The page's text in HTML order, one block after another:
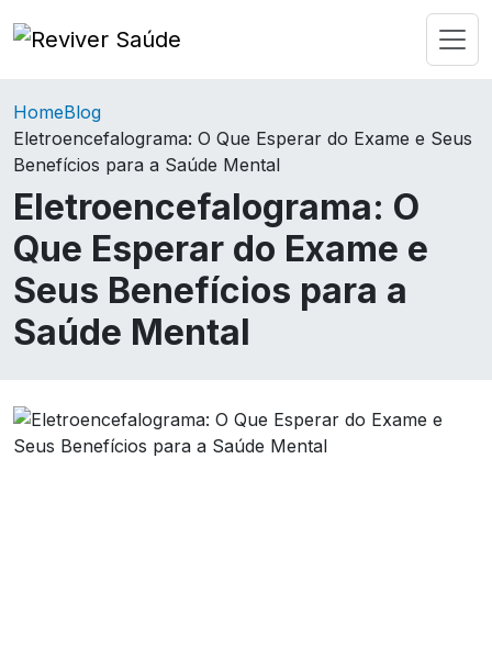
HomeBlog
Eletroencefalograma: O Que Esperar do Exame e Seus
Benefícios para a Saúde Mental
Eletroencefalograma: O
Que Esperar do Exame e
Seus Benefícios para a
Saúde Mental